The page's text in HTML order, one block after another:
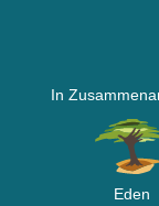
In
Eden